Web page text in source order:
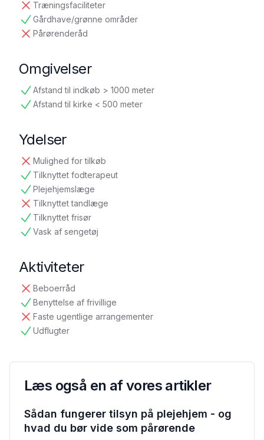
Træningsfaciliteter
ikke tilgængelig
Gårdhave/grønne områder
tilgængelig
Pårørenderåd
ikke tilgængelig
Omgivelser
Afstand til indkøb > 1000 meter
tilgængelig
Afstand til kirke < 500 meter
tilgængelig
Ydelser
Mulighed for tilkøb
ikke tilgængelig
Tilknyttet fodterapeut
tilgængelig
Plejehjemslæge
tilgængelig
Tilknyttet tandlæge
ikke tilgængelig
Tilknyttet frisør
tilgængelig
Vask af sengetøj
tilgængelig
Aktiviteter
Beboerråd
ikke tilgængelig
Benyttelse af frivillige
tilgængelig
Faste ugentlige arrangementer
ikke tilgængelig
Udflugter
tilgængelig
Læs også en af vores artikler
Sådan fungerer tilsyn på plejehjem - og
hvad du bør vide som pårørende